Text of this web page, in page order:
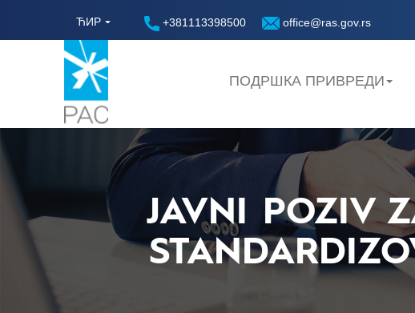
ЋИР +381113398500 office@ras.gov.rs
ПОДРШКА ПРИВРЕДИ
JAVNI POZIV